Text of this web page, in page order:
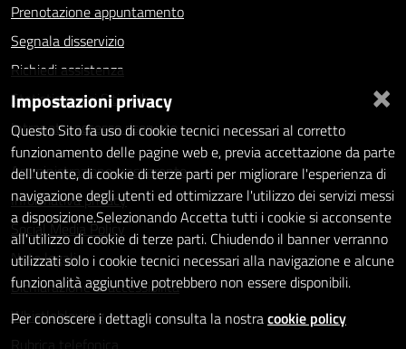
Prenotazione appuntamento
Segnala disservizio
Richiedi assistenza
Statistiche dei Siti web
Intranet - accesso riservato
Amministrazione trasparente
Informativa privacy
Social Media Policy
Note legali
Dichiarazione di accessibilità
Whistleblowing
Rubrica telefonica
×
Impostazioni privacy
Questo Sito fa uso di cookie tecnici necessari al corretto
funzionamento delle pagine web e, previa accettazione da parte
dell'utente, di cookie di terze parti per migliorare l'esperienza di
navigazione degli utenti ed ottimizzare l'utilizzo dei servizi messi
a disposizione.Selezionando Accetta tutti i cookie si acconsente
all'utilizzo di cookie di terze parti. Chiudendo il banner verranno
utilizzati solo i cookie tecnici necessari alla navigazione e alcune
funzionalità aggiuntive potrebbero non essere disponibili.
Per conoscere i dettagli consulta la nostracookie policy